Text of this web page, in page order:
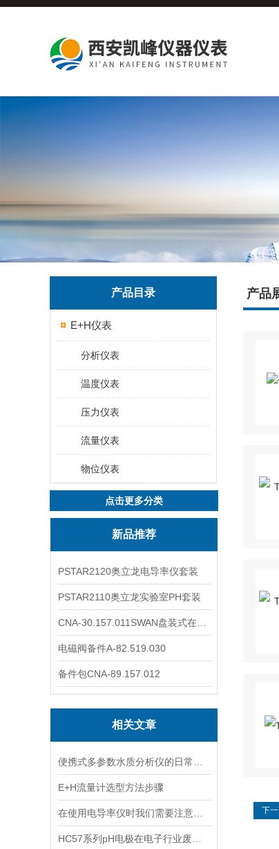
产品目录
E+H仪表
分析仪表
温度仪表
压力仪表
流量仪表
物位仪表
点击更多分类
新品推荐
PSTAR2120奥立龙电导率仪套装
PSTAR2110奥立龙实验室PH套装
电磁阀备件A-82.519.030
备件包CNA-89.157.012
相关文章
E+H流量计选型方法步骤
产品
下